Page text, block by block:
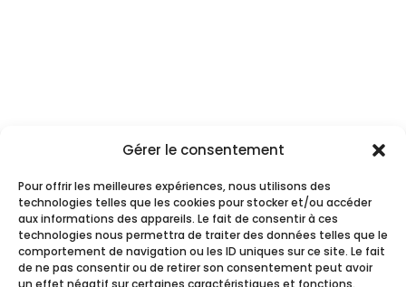
Gérer le consentement
Pour offrir les meilleures expériences, nous utilisons des
technologies telles que les cookies pour stocker et/ou accéder
aux informations des appareils. Le fait de consentir à ces
technologies nous permettra de traiter des données telles que le
comportement de navigation ou les ID uniques sur ce site. Le fait
de ne pas consentir ou de retirer son consentement peut avoir
un effet négatif sur certaines caractéristiques et fonctions.
17h00
Suivez-nous